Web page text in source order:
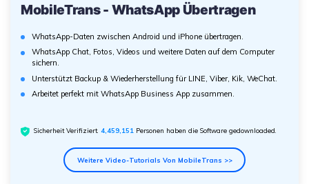
MobileTrans - WhatsApp Übertragen
WhatsApp-Daten zwischen Android und iPhone übertragen.
WhatsApp Chat, Fotos, Videos und weitere Daten auf dem Computer
sichern.
Unterstützt Backup & Wiederherstellung für LINE, Viber, Kik, WeChat.
Arbeitet perfekt mit WhatsApp Business App zusammen.
Sicherheit Verifiziert.4,459,151 Personen haben die Software gedownloaded.
Weitere Video-Tutorials Von MobileTrans >>